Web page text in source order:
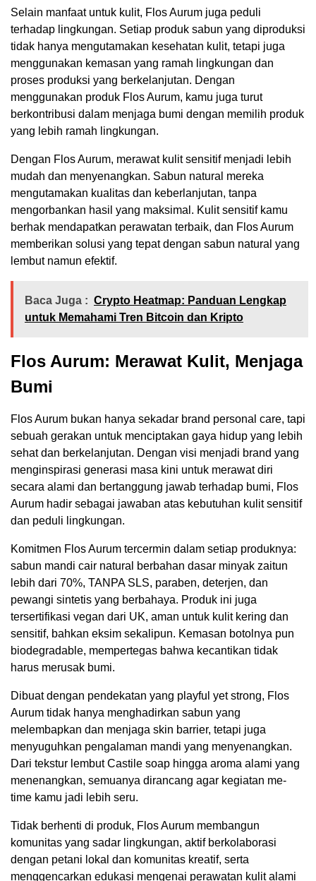
Selain manfaat untuk kulit, Flos Aurum juga peduli
terhadap lingkungan. Setiap produk sabun yang diproduksi
tidak hanya mengutamakan kesehatan kulit, tetapi juga
menggunakan kemasan yang ramah lingkungan dan
proses produksi yang berkelanjutan. Dengan
menggunakan produk Flos Aurum, kamu juga turut
berkontribusi dalam menjaga bumi dengan memilih produk
yang lebih ramah lingkungan.
Dengan Flos Aurum, merawat kulit sensitif menjadi lebih
mudah dan menyenangkan. Sabun natural mereka
mengutamakan kualitas dan keberlanjutan, tanpa
mengorbankan hasil yang maksimal. Kulit sensitif kamu
berhak mendapatkan perawatan terbaik, dan Flos Aurum
memberikan solusi yang tepat dengan sabun natural yang
lembut namun efektif.
Baca Juga : Crypto Heatmap: Panduan Lengkap
untuk Memahami Tren Bitcoin dan Kripto
Flos Aurum: Merawat Kulit, Menjaga
Bumi
Flos Aurum bukan hanya sekadar brand personal care, tapi
sebuah gerakan untuk menciptakan gaya hidup yang lebih
sehat dan berkelanjutan. Dengan visi menjadi brand yang
menginspirasi generasi masa kini untuk merawat diri
secara alami dan bertanggung jawab terhadap bumi, Flos
Aurum hadir sebagai jawaban atas kebutuhan kulit sensitif
dan peduli lingkungan.
Komitmen Flos Aurum tercermin dalam setiap produknya:
sabun mandi cair natural berbahan dasar minyak zaitun
lebih dari 70%, TANPA SLS, paraben, deterjen, dan
pewangi sintetis yang berbahaya. Produk ini juga
tersertifikasi vegan dari UK, aman untuk kulit kering dan
sensitif, bahkan eksim sekalipun. Kemasan botolnya pun
biodegradable, mempertegas bahwa kecantikan tidak
harus merusak bumi.
Dibuat dengan pendekatan yang playful yet strong, Flos
Aurum tidak hanya menghadirkan sabun yang
melembapkan dan menjaga skin barrier, tetapi juga
menyuguhkan pengalaman mandi yang menyenangkan.
Dari tekstur lembut Castile soap hingga aroma alami yang
menenangkan, semuanya dirancang agar kegiatan me-
time kamu jadi lebih seru.
Tidak berhenti di produk, Flos Aurum membangun
komunitas yang sadar lingkungan, aktif berkolaborasi
dengan petani lokal dan komunitas kreatif, serta
menggencarkan edukasi mengenai perawatan kulit alami